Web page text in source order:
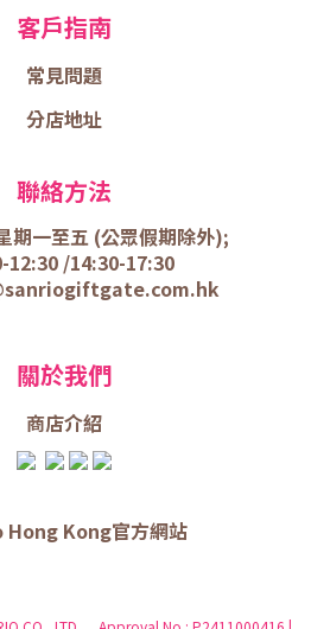
客戶指南
常見問題
分店地址
聯絡方法
期一至五 (公眾假期除外);
12:30 /14:30-17:30
關於我們
商店介紹
Kong官方網站